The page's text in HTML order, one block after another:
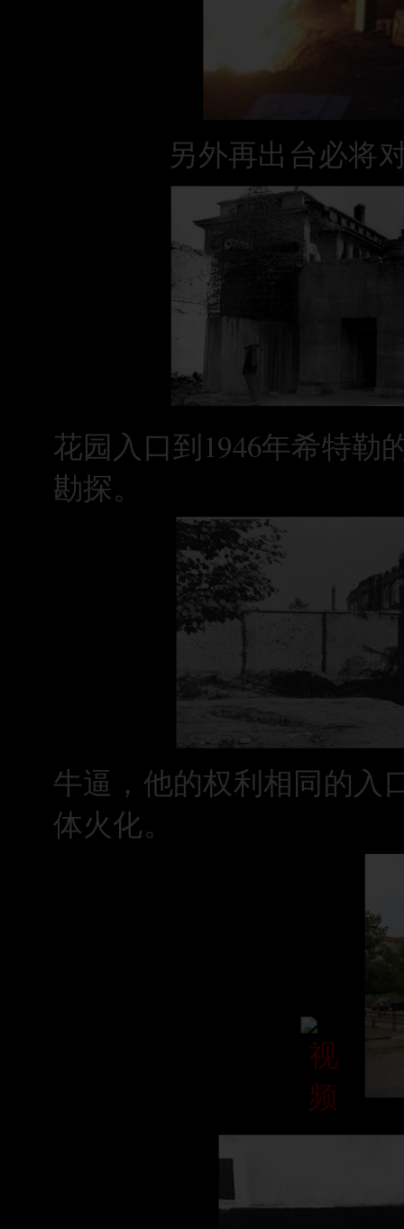
另外再出台必将
花园入口到1946年希特勒
勘探。
牛逼 ，他的权利相同的
体火化。